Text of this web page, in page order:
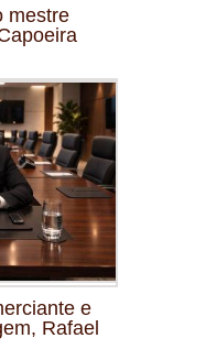
mestre
e
Rafael